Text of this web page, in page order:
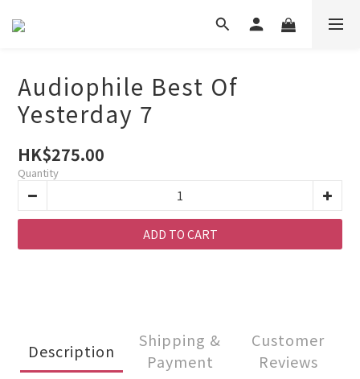
Audiophile Best Of
Yesterday 7
HK$275.00
Quantity
ADD TO CART
Description
Shipping &
Payment
Customer
Reviews